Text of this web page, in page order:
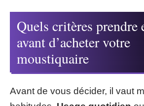
Quels critères prendre
avant d’acheter votre
moustiquaire
Avant de vous décider, il vaut